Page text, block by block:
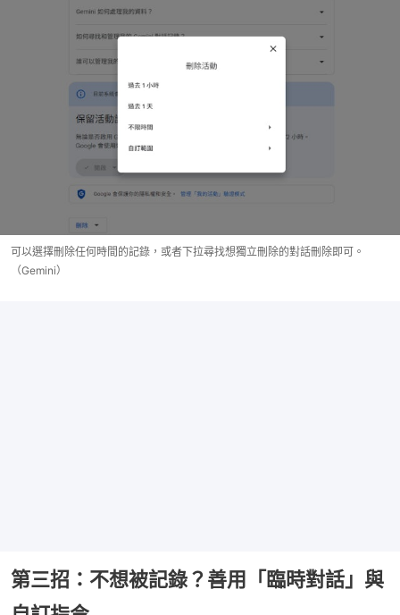
可以選擇刪除任何時間的記錄，或者下拉尋找想獨立刪除的對話刪除即可。
（Gemini）
第三招：不想被記錄？善用「臨時對話」與